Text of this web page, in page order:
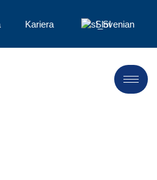
Kariera Slovenian